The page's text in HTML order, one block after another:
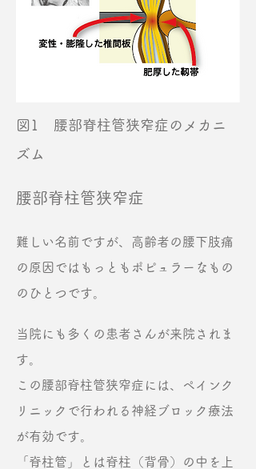
図1 腰部脊柱管狭窄症のメカニ
ズム
腰部脊柱管狭窄症
難しい名前ですが、高齢者の腰下肢痛
の原因ではもっともポピュラーなもの
のひとつです。
当院にも多くの患者さんが来院されま
す。
この腰部脊柱管狭窄症には、ペインク
リニックで行われる神経ブロック療法
が有効です。
「脊柱管」とは脊柱（背骨）の中を上